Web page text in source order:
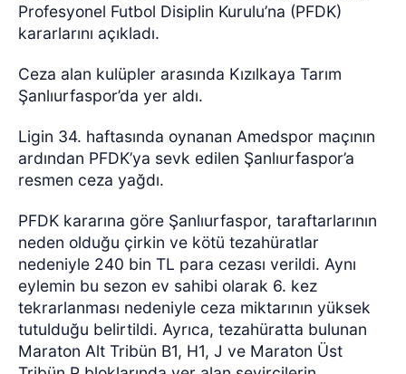
Profesyonel Futbol Disiplin Kurulu’na (PFDK)
kararlarını açıkladı.
Ceza alan kulüpler arasında Kızılkaya Tarım
Şanlıurfaspor’da yer aldı.
Ligin 34. haftasında oynanan Amedspor maçının
ardından PFDK’ya sevk edilen Şanlıurfaspor’a
resmen ceza yağdı.
PFDK kararına göre Şanlıurfaspor, taraftarlarının
neden olduğu çirkin ve kötü tezahüratlar
nedeniyle 240 bin TL para cezası verildi. Aynı
eylemin bu sezon ev sahibi olarak 6. kez
tekrarlanması nedeniyle ceza miktarının yüksek
tutulduğu belirtildi. Ayrıca, tezahüratta bulunan
Maraton Alt Tribün B1, H1, J ve Maraton Üst